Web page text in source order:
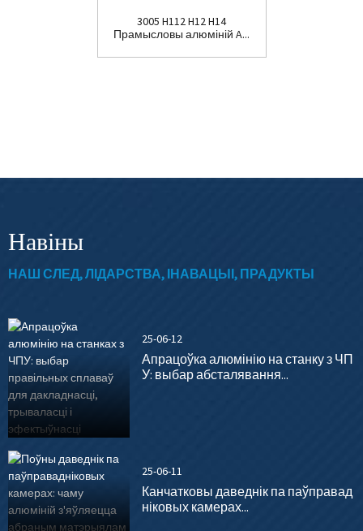
3005 H112 H12 H14
Прамысловы алюміній A...
Навіны
НАШ СЛЕД, ЛІДАРСТВА, ІНАВАЦЫІ, ПРАДУКТЫ
25-06-12
Апрацоўка алюмінію на станку з ЧП
У: выбар абсталявання...
25-06-11
Канчатковы даведнік па паўправад
ніковых камерах...